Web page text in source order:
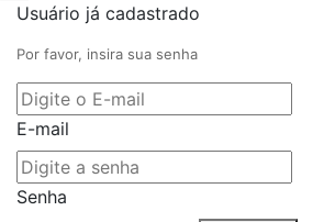
Usuário já cadastrado
Por favor, insira sua senha
E-mail
Senha